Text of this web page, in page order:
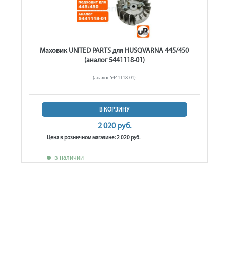
Маховик UNITED PARTS для HUSQVARNA 445/450
(аналог 5441118-01)
(аналог 5441118-01)
В КОРЗИНУ
2 020 руб.
Цена в розничном магазине: 2 020 руб.
в наличии